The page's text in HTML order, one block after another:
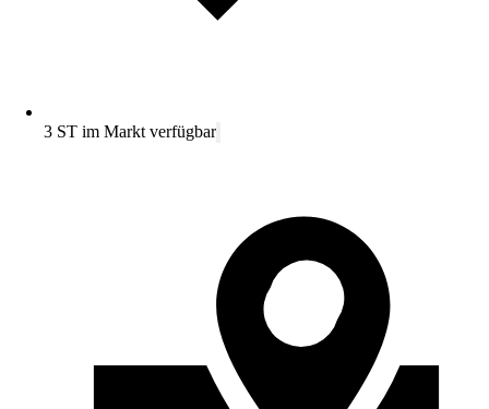
3 ST im Markt verfügbar